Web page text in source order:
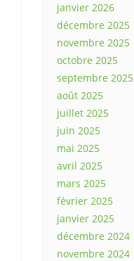
janvier 2026
décembre 2025
novembre 2025
octobre 2025
septembre 2025
août 2025
juillet 2025
juin 2025
mai 2025
avril 2025
mars 2025
février 2025
janvier 2025
décembre 2024
novembre 2024